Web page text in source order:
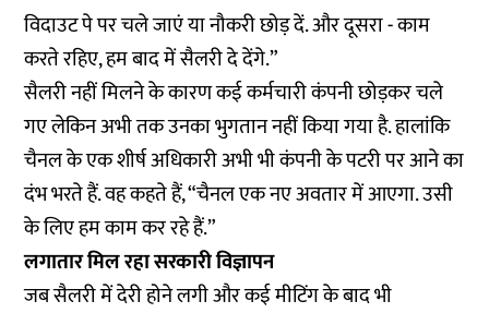
विदाउट पे पर चले जाएं या नौकरी छोड़ दें. और दूसरा - काम
करते रहिए, हम बाद में सैलरी दे देंगे.”
सैलरी नहीं मिलने के कारण कई कर्मचारी कंपनी छोड़कर चले
गए लेकिन अभी तक उनका भुगतान नहीं किया गया है. हालांकि
चैनल के एक शीर्ष अधिकारी अभी भी कंपनी के पटरी पर आने का
दंभ भरते हैं. वह कहते हैं, “चैनल एक नए अवतार में आएगा. उसी
के लिए हम काम कर रहे हैं.”
लगातार मिल रहा सरकारी विज्ञापन
जब सैलरी में देरी होने लगी और कई मीटिंग के बाद भी